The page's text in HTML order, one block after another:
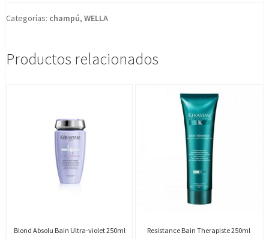
Categorías: champú, WELLA
Productos relacionados
Blond Absolu Bain Ultra-violet 250ml Resistance Bain Therapiste 250ml